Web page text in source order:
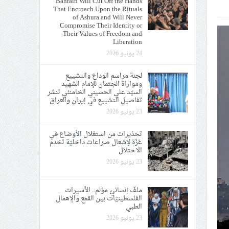
الحريّة والتحرير
الإمام الحسين «ع»
في إيران والعراق
That Encroach Upon the Rituals
of Ashura and Will Never
Compromise Their Identity or
Their Values of Freedom and
Liberation
24 يونيو 2026
لجنة مراسم الوداع والتشييع
ومواراة الجثمان للإمام الشهيد
السيّد علي الحسيني الخامنئي تنشر
تفاصيل التشييع في إيران والعراق
23 يونيو 2026
تحذيرات من استغلال الأوضاع في
غزّة لإشعال صراعات داخليّة تخدم
الاحتلال
23 يونيو 2026
ملفّ إنسانيّ مؤلم.. الأسيرات
الفلسطينيّات بين القمع والإهمال
الطبي
23 يونيو 2026